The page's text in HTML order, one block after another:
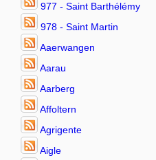
977 - Saint Barthélémy
978 - Saint Martin
Aaerwangen
Aarau
Aarberg
Affoltern
Agrigente
Aigle